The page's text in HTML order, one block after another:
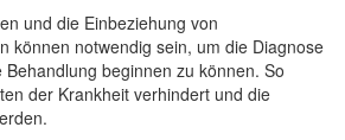
und die Einbeziehung von
können notwendig sein, um die Diagnose
beginnen zu können. So
der Krankheit verhindert und die